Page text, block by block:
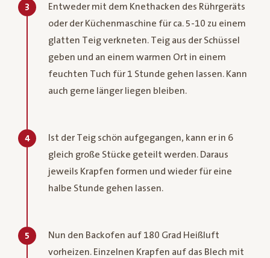
3
Entweder mit dem Knethacken des Rührgeräts
oder der Küchenmaschine für ca. 5-10 zu einem
glatten Teig verkneten. Teig aus der Schüssel
geben und an einem warmen Ort in einem
feuchten Tuch für 1 Stunde gehen lassen. Kann
auch gerne länger liegen bleiben.
4
Ist der Teig schön aufgegangen, kann er in 6
gleich große Stücke geteilt werden. Daraus
jeweils Krapfen formen und wieder für eine
halbe Stunde gehen lassen.
5
Nun den Backofen auf 180 Grad Heißluft
vorheizen. Einzelnen Krapfen auf das Blech mit